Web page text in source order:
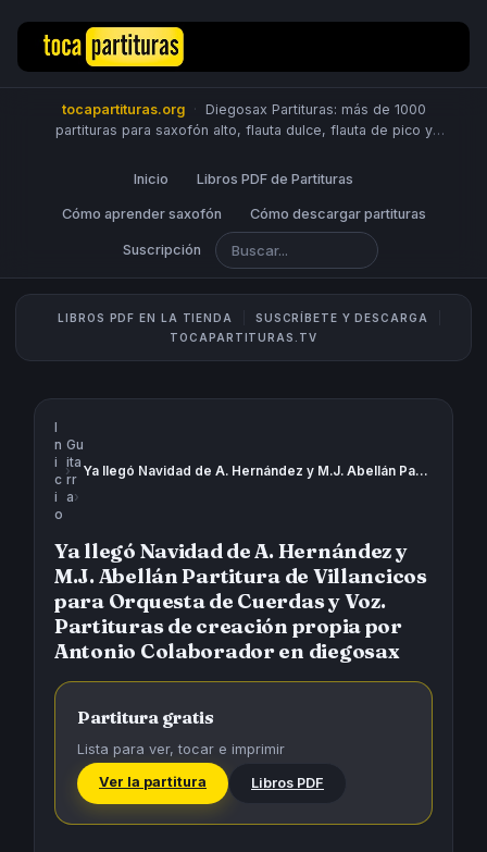
tocapartituras.org ·
Diegosax Partituras: más de 1000
partituras para saxofón alto, flauta dulce, flauta de pico y
chelo, fagot, bombardino, fliscorno, corno, trompa, barítono,
Scores. PUBLICA PARTITURAS
Inicio Libros PDF de Partituras
Cómo aprender saxofón Cómo descargar partituras
Suscripción
LIBROS PDF EN LA TIENDA
SUSCRÍBETE Y DESCARGA
TOCAPARTITURAS.TV
I
n
i
c
i
o
›
Gu
ita
rr
a›
Ya llegó Navidad de A. Hernández y M.J. Abellán Partitura de Villancicos para Orquesta de Cuerdas y Voz. Partituras de creación propia por Antonio Colaborador en diegosax
Ya llegó Navidad de A. Hernández y
M.J. Abellán Partitura de Villancicos
para Orquesta de Cuerdas y Voz.
Partituras de creación propia por
Antonio Colaborador en diegosax
Partitura gratis
Lista para ver, tocar e imprimir
Ver la partitura
Libros PDF